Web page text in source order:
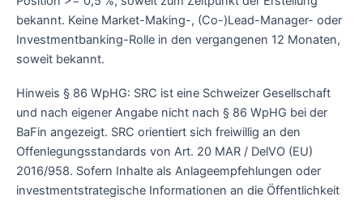
bekannt. Keine Market-Making-, (Co-)Lead-Manager- oder
Investmentbanking-Rolle in den vergangenen 12 Monaten,
soweit bekannt.
Hinweis § 86 WpHG: SRC ist eine Schweizer Gesellschaft
und nach eigener Angabe nicht nach § 86 WpHG bei der
BaFin angezeigt. SRC orientiert sich freiwillig an den
Offenlegungsstandards von Art. 20 MAR / DelVO (EU)
2016/958. Sofern Inhalte als Anlageempfehlungen oder
investmentstrategische Informationen an die Öffentlichkeit